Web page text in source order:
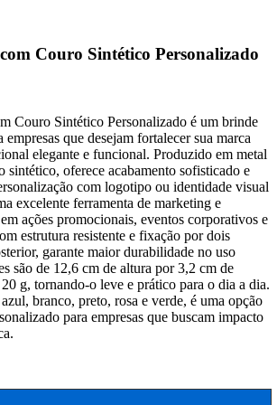
Couro Sintético Personalizado
Couro Sintético Personalizado é um brinde
que desejam fortalecer sua marca
elegante e funcional. Produzido em metal
sintético, oferece acabamento sofisticado e
com logotipo ou identidade visual
excelente ferramenta de marketing e
ações promocionais, eventos corporativos e
estrutura resistente e fixação por dois
garante maior durabilidade no uso
são de 12,6 cm de altura por 3,2 cm de
g, tornando-o leve e prático para o dia a dia.
branco, preto, rosa e verde, é uma opção
para empresas que buscam impacto